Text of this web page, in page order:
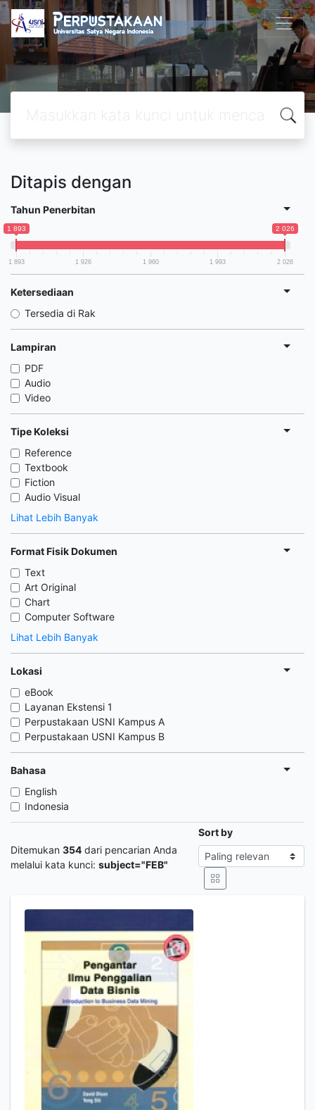
Ditapis dengan
Tahun Penerbitan
1 893 2 026
1 893 1 926 1 960 1 993 2 026
Ketersediaan
Tersedia di Rak
Lampiran
PDF
Audio
Video
Tipe Koleksi
Reference
Textbook
Fiction
Audio Visual
Lihat Lebih Banyak
Format Fisik Dokumen
Text
Art Original
Chart
Computer Software
Lihat Lebih Banyak
Lokasi
eBook
Layanan Ekstensi 1
Perpustakaan USNI Kampus A
Perpustakaan USNI Kampus B
Bahasa
English
Indonesia
Ditemukan 354 dari pencarian Anda
melalui kata kunci: subject="FEB"
Sort by